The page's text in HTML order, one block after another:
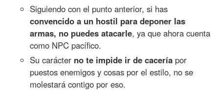
Siguiendo con el punto anterior, si has
convencido a un hostil para deponer las
armas, no puedes atacarle, ya que ahora cuenta
como NPC pacífico.
Su carácter no te impide ir de cacería por
puestos enemigos y cosas por el estilo, no se
molestará contigo por eso.